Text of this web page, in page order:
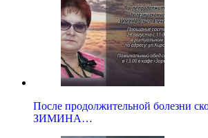
После продолжительной болезни
ЗИМИНА…